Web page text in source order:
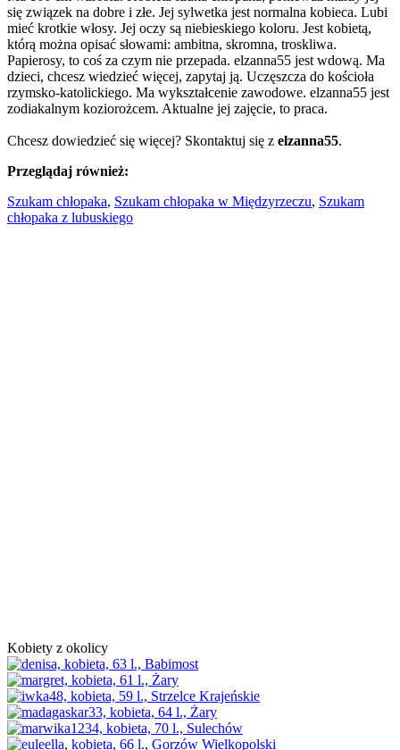
się związek na dobre i złe. Jej sylwetka jest normalna kobieca. Lubi
mieć krotkie włosy. Jej oczy są niebieskiego koloru. Jest kobietą,
którą można opisać słowami: ambitna, skromna, troskliwa.
Papierosy, to coś za czym nie przepada. elzanna55 jest wdową. Ma
dzieci, chcesz wiedzieć więcej, zapytaj ją. Uczęszcza do kościoła
rzymsko-katolickiego. Ma wykształcenie zawodowe. elzanna55 jest
zodiakalnym koziorożcem. Aktualne jej zajęcie, to praca.
Chcesz dowiedzieć się więcej? Skontaktuj się z elzanna55.
Przeglądaj również:
Szukam chłopaka, Szukam chłopaka w Międzyrzeczu, Szukam
chłopaka z lubuskiego
Kobiety z okolicy